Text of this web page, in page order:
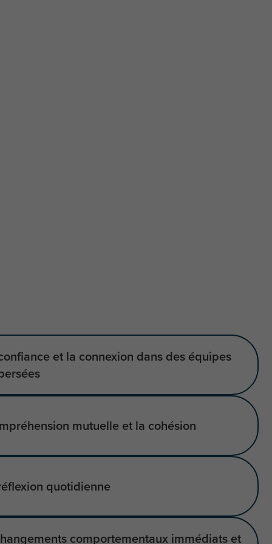
et la connexion dans des équipes
mutuelle et la cohésion
quotidienne
comportementaux immédiats et